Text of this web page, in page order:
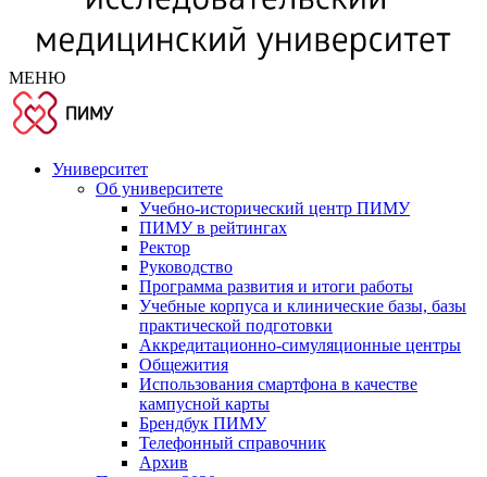
МЕНЮ
Университет
Об университете
Учебно-исторический центр ПИМУ
ПИМУ в рейтингах
Ректор
Руководство
Программа развития и итоги работы
Учебные корпуса и клинические базы, базы
практической подготовки
Аккредитационно-симуляционные центры
Общежития
Использования смартфона в качестве
кампусной карты
Брендбук ПИМУ
Телефонный справочник
Архив